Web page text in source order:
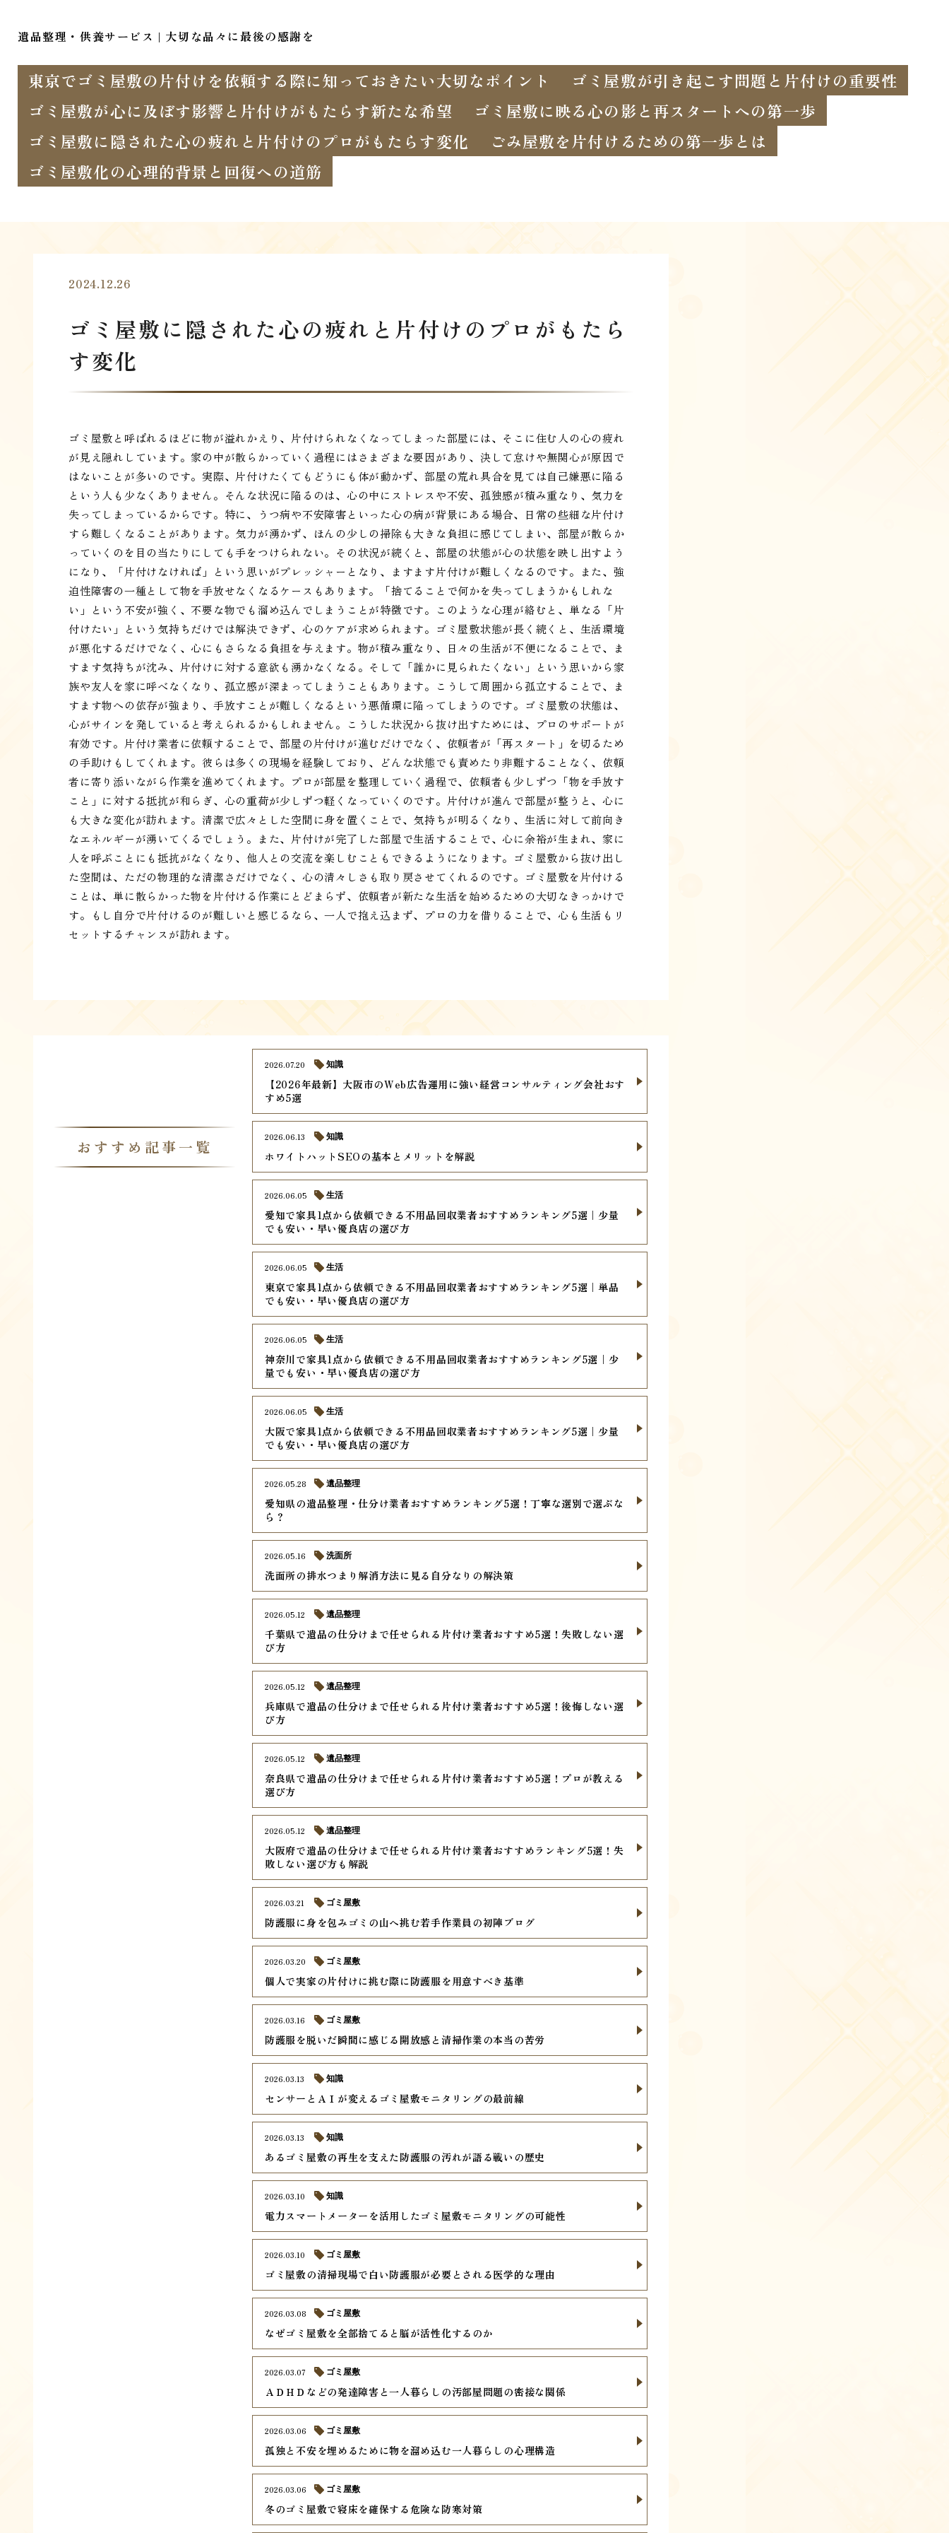
遺品整理・供養サービス | 大切な品々に最後の感謝を
東京でゴミ屋敷の片付けを依頼する際に知っておきたい大切なポイント
ゴミ屋敷が引き起こす問題と片付けの重要性
ゴミ屋敷が心に及ぼす影響と片付けがもたらす新たな希望
ゴミ屋敷に映る心の影と再スタートへの第一歩
ゴミ屋敷に隠された心の疲れと片付けのプロがもたらす変化
ごみ屋敷を片付けるための第一歩とは
ゴミ屋敷化の心理的背景と回復への道筋
2024.12.26
ゴミ屋敷に隠された心の疲れと片付けのプロがもたら
す変化
ゴミ屋敷と呼ばれるほどに物が溢れかえり、片付けられなくなってしまった部屋には、そこに住む人の心の疲れ
が見え隠れしています。家の中が散らかっていく過程にはさまざまな要因があり、決して怠けや無関心が原因で
はないことが多いのです。実際、片付けたくてもどうにも体が動かず、部屋の荒れ具合を見ては自己嫌悪に陥る
という人も少なくありません。そんな状況に陥るのは、心の中にストレスや不安、孤独感が積み重なり、気力を
失ってしまっているからです。特に、うつ病や不安障害といった心の病が背景にある場合、日常の些細な片付け
すら難しくなることがあります。気力が湧かず、ほんの少しの掃除も大きな負担に感じてしまい、部屋が散らか
っていくのを目の当たりにしても手をつけられない。その状況が続くと、部屋の状態が心の状態を映し出すよう
になり、「片付けなければ」という思いがプレッシャーとなり、ますます片付けが難しくなるのです。また、強
迫性障害の一種として物を手放せなくなるケースもあります。「捨てることで何かを失ってしまうかもしれな
い」という不安が強く、不要な物でも溜め込んでしまうことが特徴です。このような心理が絡むと、単なる「片
付けたい」という気持ちだけでは解決できず、心のケアが求められます。ゴミ屋敷状態が長く続くと、生活環境
が悪化するだけでなく、心にもさらなる負担を与えます。物が積み重なり、日々の生活が不便になることで、ま
すます気持ちが沈み、片付けに対する意欲も湧かなくなる。そして「誰かに見られたくない」という思いから家
族や友人を家に呼べなくなり、孤立感が深まってしまうこともあります。こうして周囲から孤立することで、ま
すます物への依存が強まり、手放すことが難しくなるという悪循環に陥ってしまうのです。ゴミ屋敷の状態は、
心がサインを発していると考えられるかもしれません。こうした状況から抜け出すためには、プロのサポートが
有効です。片付け業者に依頼することで、部屋の片付けが進むだけでなく、依頼者が「再スタート」を切るため
の手助けもしてくれます。彼らは多くの現場を経験しており、どんな状態でも責めたり非難することなく、依頼
者に寄り添いながら作業を進めてくれます。プロが部屋を整理していく過程で、依頼者も少しずつ「物を手放す
こと」に対する抵抗が和らぎ、心の重荷が少しずつ軽くなっていくのです。片付けが進んで部屋が整うと、心に
も大きな変化が訪れます。清潔で広々とした空間に身を置くことで、気持ちが明るくなり、生活に対して前向き
なエネルギーが湧いてくるでしょう。また、片付けが完了した部屋で生活することで、心に余裕が生まれ、家に
人を呼ぶことにも抵抗がなくなり、他人との交流を楽しむこともできるようになります。ゴミ屋敷から抜け出し
た空間は、ただの物理的な清潔さだけでなく、心の清々しさも取り戻させてくれるのです。ゴミ屋敷を片付ける
ことは、単に散らかった物を片付ける作業にとどまらず、依頼者が新たな生活を始めるための大切なきっかけで
す。もし自分で片付けるのが難しいと感じるなら、一人で抱え込まず、プロの力を借りることで、心も生活もリ
セットするチャンスが訪れます。
おすすめ記事一覧
【2026年最新】大阪市のWeb広告運用に強い経営コンサルティング会社おす
すめ5選
2026.07.20 知識
ホワイトハットSEOの基本とメリットを解説
2026.06.13 知識
愛知で家具1点から依頼できる不用品回収業者おすすめランキング5選｜少量
でも安い・早い優良店の選び方
2026.06.05 生活
東京で家具1点から依頼できる不用品回収業者おすすめランキング5選｜単品
でも安い・早い優良店の選び方
2026.06.05 生活
神奈川で家具1点から依頼できる不用品回収業者おすすめランキング5選｜少
量でも安い・早い優良店の選び方
2026.06.05 生活
大阪で家具1点から依頼できる不用品回収業者おすすめランキング5選｜少量
でも安い・早い優良店の選び方
2026.06.05 生活
愛知県の遺品整理・仕分け業者おすすめランキング5選！丁寧な選別で選ぶな
ら？
2026.05.28 遺品整理
洗面所の排水つまり解消方法に見る自分なりの解決策
2026.05.16 洗面所
千葉県で遺品の仕分けまで任せられる片付け業者おすすめ5選！失敗しない選
び方
2026.05.12 遺品整理
兵庫県で遺品の仕分けまで任せられる片付け業者おすすめ5選！後悔しない選
び方
2026.05.12 遺品整理
奈良県で遺品の仕分けまで任せられる片付け業者おすすめ5選！プロが教える
選び方
2026.05.12 遺品整理
大阪府で遺品の仕分けまで任せられる片付け業者おすすめランキング5選！失
敗しない選び方も解説
2026.05.12 遺品整理
防護服に身を包みゴミの山へ挑む若手作業員の初陣ブログ
2026.03.21 ゴミ屋敷
個人で実家の片付けに挑む際に防護服を用意すべき基準
2026.03.20 ゴミ屋敷
防護服を脱いだ瞬間に感じる開放感と清掃作業の本当の苦労
2026.03.16 ゴミ屋敷
センサーとＡＩが変えるゴミ屋敷モニタリングの最前線
2026.03.13 知識
あるゴミ屋敷の再生を支えた防護服の汚れが語る戦いの歴史
2026.03.13 知識
電力スマートメーターを活用したゴミ屋敷モニタリングの可能性
2026.03.10 知識
ゴミ屋敷の清掃現場で白い防護服が必要とされる医学的な理由
2026.03.10 ゴミ屋敷
なぜゴミ屋敷を全部捨てると脳が活性化するのか
2026.03.08 ゴミ屋敷
ＡＤＨＤなどの発達障害と一人暮らしの汚部屋問題の密接な関係
2026.03.07 ゴミ屋敷
孤独と不安を埋めるために物を溜め込む一人暮らしの心理構造
2026.03.06 ゴミ屋敷
冬のゴミ屋敷で寝床を確保する危険な防寒対策
2026.03.06 ゴミ屋敷